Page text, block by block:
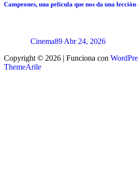
Campeones, una película que nos da una
Cinema89 Abr 24, 2026
Copyright © 2026 | Funciona con
ThemeArile